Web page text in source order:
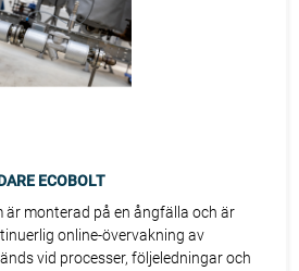
ECOBOLT
är monterad på en ångfälla och är
online-övervakning av
vid processer, följeledningar och